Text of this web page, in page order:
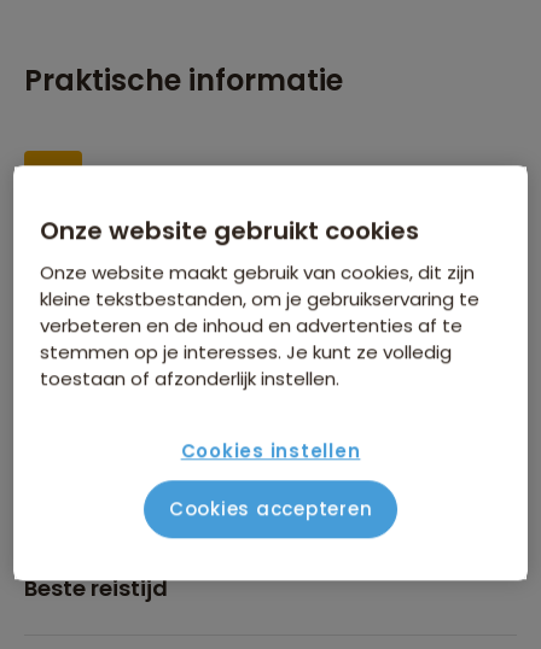
Praktische informatie
Inbegrepen in de reissom
Beste reistijd
Onze website gebruikt cookies
Onze website maakt gebruik van cookies, dit zijn
kleine tekstbestanden, om je gebruikservaring te
verbeteren en de inhoud en advertenties af te
stemmen op je interesses. Je kunt ze volledig
toestaan of afzonderlijk instellen.
Cookies instellen
Cookies accepteren